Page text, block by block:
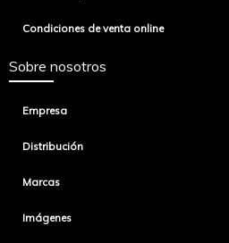
Condiciones de venta online
Sobre nosotros
Empresa
Distribución
Marcas
Imágenes